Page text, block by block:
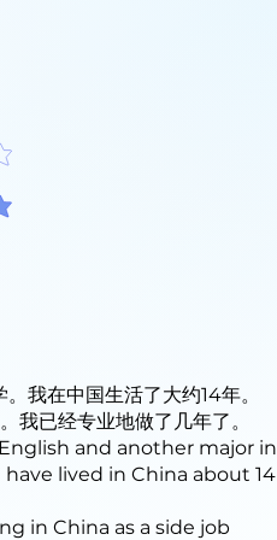
我在中国生活了大约14年。
我已经专业地做了几年了。
and another major in
lived in China about 14
in China as a side job